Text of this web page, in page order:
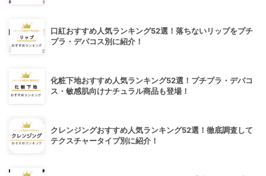
口紅おすすめ人気ランキング52選！落ちないリップをプチ
プラ・デパコス別に紹介！
化粧下地おすすめ人気ランキング52選！プチプラ・デパコ
ス・敏感肌向けナチュラル商品も登場！
クレンジングおすすめ人気ランキング52選！徹底調査して
テクスチャータイプ別に紹介！